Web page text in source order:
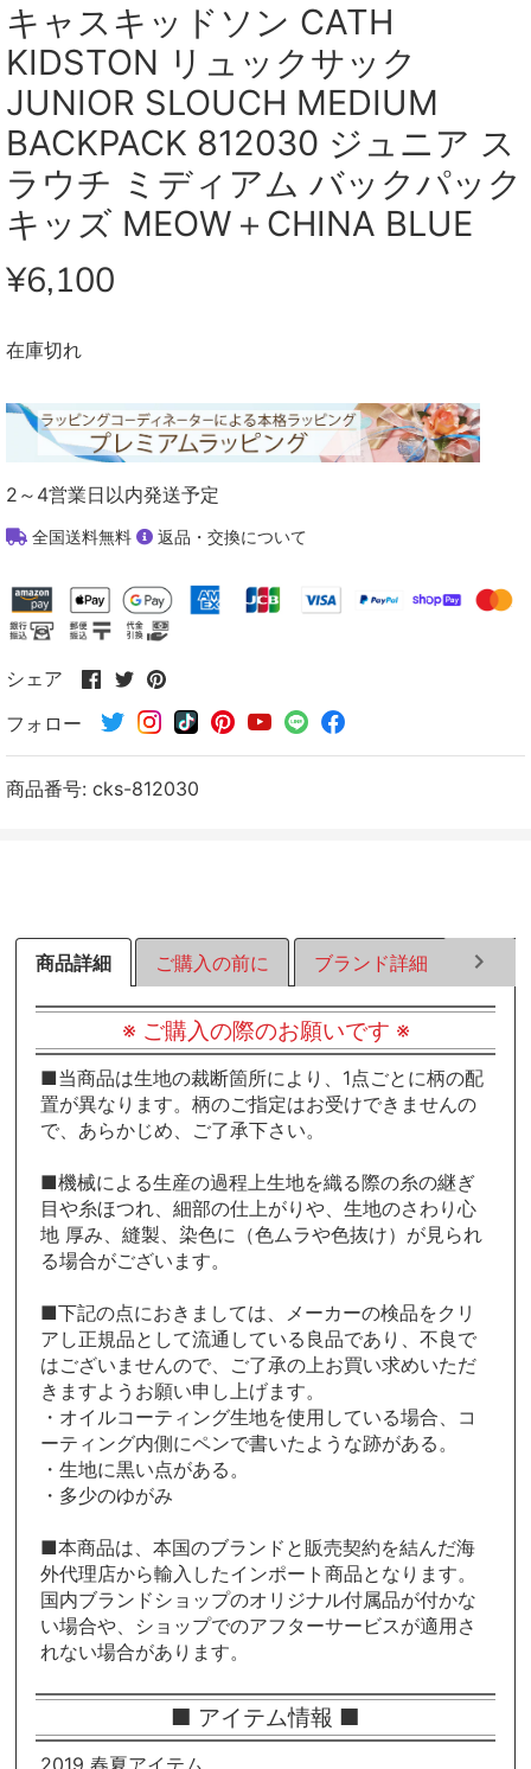
キャスキッドソン CATH
KIDSTON リュックサック
JUNIOR SLOUCH MEDIUM
BACKPACK 812030 ジュニア ス
ラウチ ミディアム バックパック
キッズ MEOW＋CHINA BLUE
¥6,100
在庫切れ
2～4営業日以内発送予定
全国送料無料 返品・交換について
シェア
Facebook
シ
ェ
ア
す
Twitter
シ
ェ
ア
Pinterest
シ
ェ
ア
フォロー
商品番号: cks-812030
商品詳細 ご購入の前に ブランド詳細 ラッ
※ ご購入の際のお願いです ※
■当商品は生地の裁断箇所により、1点ごとに柄の配
置が異なります。柄のご指定はお受けできませんの
で、あらかじめ、ご了承下さい。
■機械による生産の過程上生地を織る際の糸の継ぎ
目や糸ほつれ、細部の仕上がりや、生地のさわり心
地 厚み、縫製、染色に（色ムラや色抜け）が見られ
る場合がございます。
■下記の点におきましては、メーカーの検品をクリ
アし正規品として流通している良品であり、不良で
はございませんので、ご了承の上お買い求めいただ
きますようお願い申し上げます。
・オイルコーティング生地を使用している場合、コ
ーティング内側にペンで書いたような跡がある。
・生地に黒い点がある。
・多少のゆがみ
■本商品は、本国のブランドと販売契約を結んだ海
外代理店から輸入したインポート商品となります。
国内ブランドショップのオリジナル付属品が付かな
い場合や、ショップでのアフターサービスが適用さ
れない場合があります。
■ アイテム情報 ■
2019 春夏アイテム